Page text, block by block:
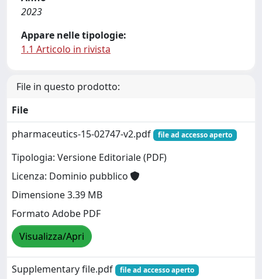
2023
Appare nelle tipologie:
1.1 Articolo in rivista
File in questo prodotto:
File
pharmaceutics-15-02747-v2.pdf
file ad accesso aperto
Tipologia: Versione Editoriale (PDF)
Licenza: Dominio pubblico
Dimensione 3.39 MB
Formato Adobe PDF
Visualizza/Apri
Supplementary file.pdf file ad accesso aperto